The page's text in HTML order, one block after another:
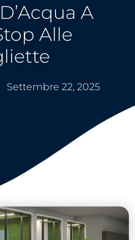
A
Alle
Settembre 22, 2025